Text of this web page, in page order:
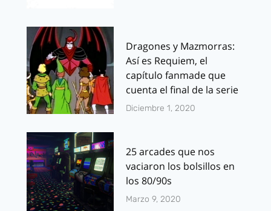
Dragones y Mazmorras:
Así es Requiem, el
capítulo fanmade que
cuenta el final de la serie
Diciembre 1, 2020
25 arcades que nos
vaciaron los bolsillos en
los 80/90s
Marzo 9, 2020